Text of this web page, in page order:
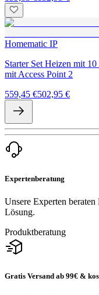
Homematic IP
Starter Set Heizen mit
mit Access Point 2
559,45 €502,95 €
Expertenberatung
Unsere Experten
Lösung.
Produktberatung
Gratis Versand ab 99€ &